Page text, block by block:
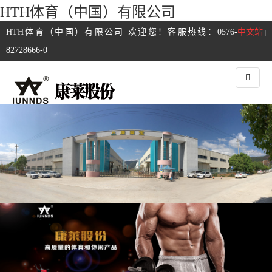
HTH体育（中国）有限公司
中文站 |
HTH体育（中国）有限公司 欢迎您！客服热线：0576-
82728666-0